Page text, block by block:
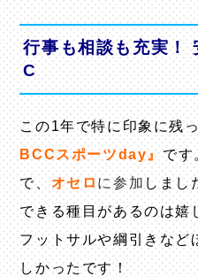
行事も相談も充実！
C
この1年で特に印象に残
BCCスポーツday』 です
で、 オセロ に参加 しまし
できる種目があるのは嬉
フットサルや綱引きなど
しかったです！